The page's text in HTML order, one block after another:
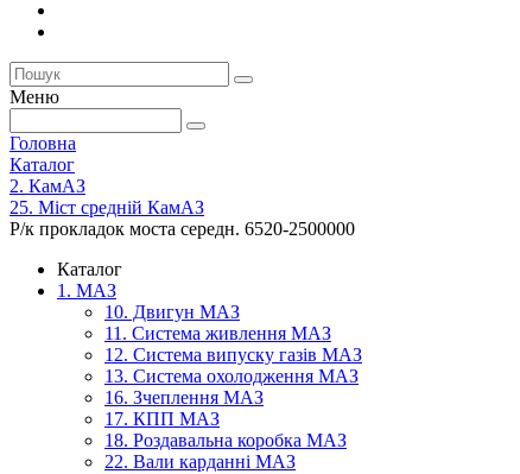
Меню
Головна
Каталог
2. КамАЗ
25. Міст средній КамАЗ
Р/к прокладок моста середн. 6520-2500000
Каталог
1. МАЗ
10. Двигун МАЗ
11. Система живлення МАЗ
12. Система випуску газів МАЗ
13. Система охолодження МАЗ
16. Зчеплення МАЗ
17. КПП МАЗ
18. Роздавальна коробка МАЗ
22. Вали карданні МАЗ